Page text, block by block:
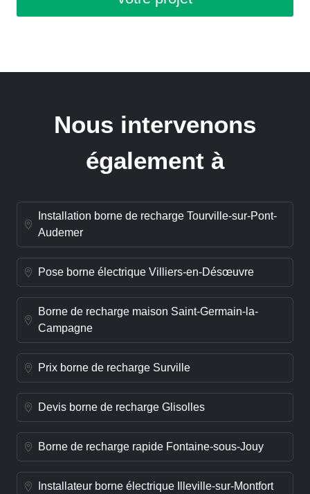
Nous intervenons
également à
Installation borne de recharge Tourville-sur-Pont-
Audemer
Pose borne électrique Villiers-en-Désœuvre
Borne de recharge maison Saint-Germain-la-
Campagne
Prix borne de recharge Surville
Devis borne de recharge Glisolles
Borne de recharge rapide Fontaine-sous-Jouy
Installateur borne électrique Illeville-sur-Montfort